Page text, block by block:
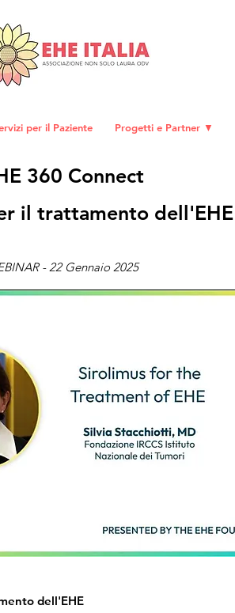
per il Paziente Progetti e Partner ▼
360 Connect
il trattamento dell'EHE
- 22 Gennaio 2025
dell'EHE